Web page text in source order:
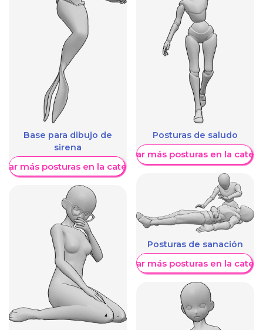
Base para dibujo de
sirena
más posturas en la categoría
Posturas de saludo
Mostrar más posturas en la
Posturas de sanación
Mostrar más posturas en la